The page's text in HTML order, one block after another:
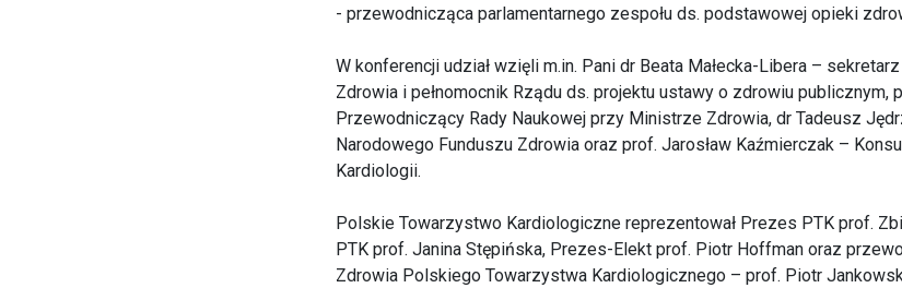
- przewodnicząca parlamentarnego zespołu ds. podstawowej opieki
W konferencji udział wzięli m.in. Pani dr Beata Małecka-Libera –
Zdrowia i pełnomocnik Rządu ds. projektu ustawy o zdrowiu publicznym,
Przewodniczący Rady Naukowej przy Ministrze Zdrowia, dr Tadeusz
Narodowego Funduszu Zdrowia oraz prof. Jarosław Kaźmierczak –
Kardiologii.
Polskie Towarzystwo Kardiologiczne reprezentował Prezes PTK prof.
PTK prof. Janina Stępińska, Prezes-Elekt prof. Piotr Hoffman oraz
Zdrowia Polskiego Towarzystwa Kardiologicznego – prof. Piotr